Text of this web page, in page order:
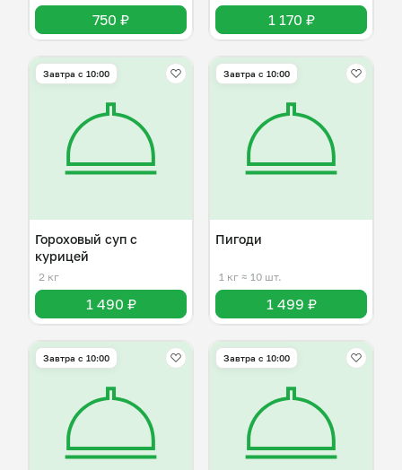
750 ₽ 1 170 ₽
Завтра c 10:00
Гороховый суп с
курицей
2 кг
1 490 ₽
Завтра c 10:00
Пигоди
1 кг ≈ 10 шт.
1 499 ₽
Завтра c 10:00 Завтра c 10:00